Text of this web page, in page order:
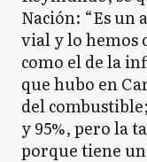
Nación: “Es un
vial y lo hemos
como el de la
que hubo en
del
y 95%, pero la
porque tiene